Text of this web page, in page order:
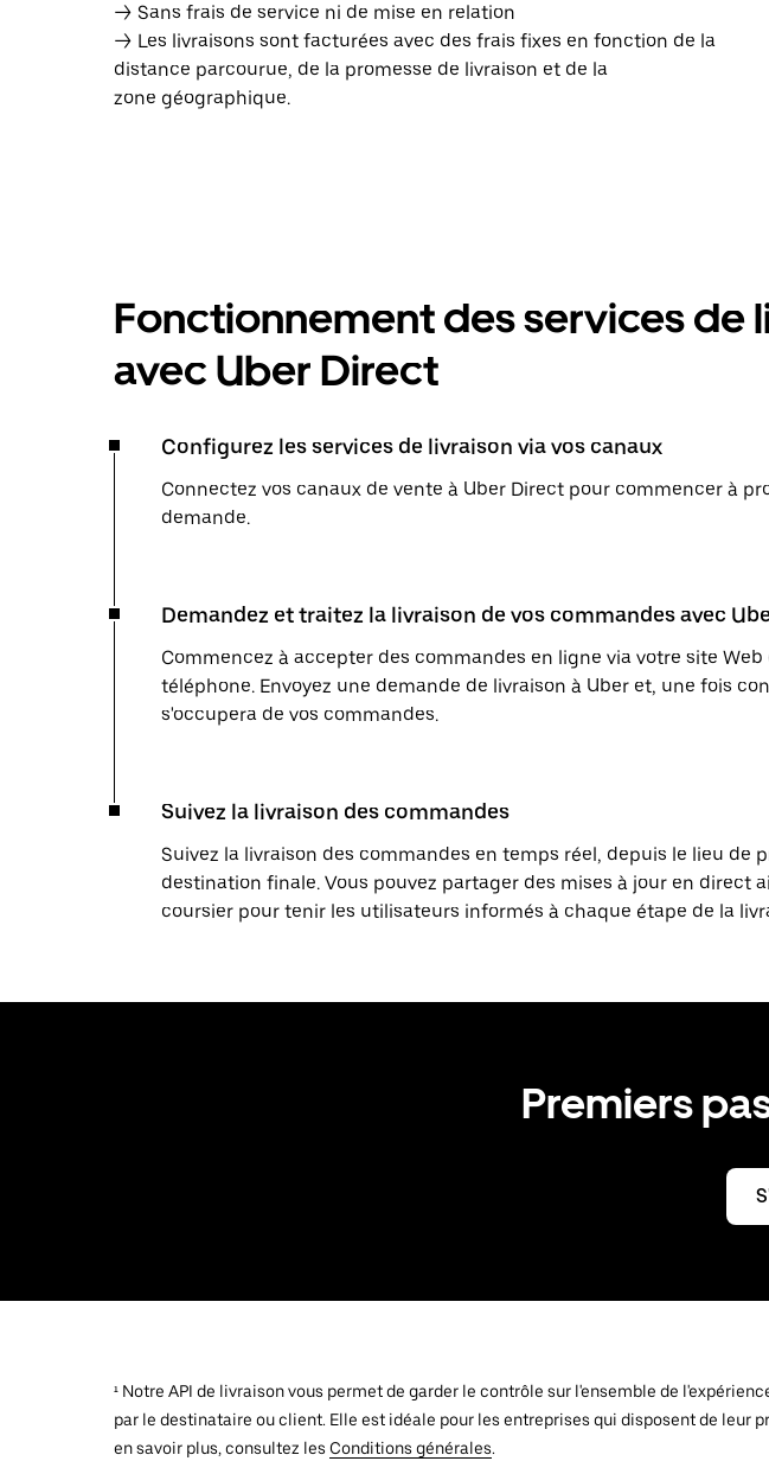
→ Sans frais de service ni de mise en relation
→ Les livraisons sont facturées avec des frais fixes en fonction de la
distance parcourue, de la promesse de livraison et de la
zone géographique.
Fonctionnement des services de
avec Uber Direct
Configurez les services de livraison via vos canaux
Connectez vos canaux de vente à Uber Direct pour commencer à
demande.
Demandez et traitez la livraison de vos commandes avec
Commencez à accepter des commandes en ligne via votre site
téléphone. Envoyez une demande de livraison à Uber et, une fois
s'occupera de vos commandes.
Suivez la livraison des commandes
Suivez la livraison des commandes en temps réel, depuis le lieu de
destination finale. Vous pouvez partager des mises à jour en direct
coursier pour tenir les utilisateurs informés à chaque étape de la
Premiers
¹ Notre API de livraison vous permet de garder le contrôle sur l'ensemble de
par le destinataire ou client. Elle est idéale pour les entreprises qui disposent de leur
en savoir plus, consultez les Conditions générales.